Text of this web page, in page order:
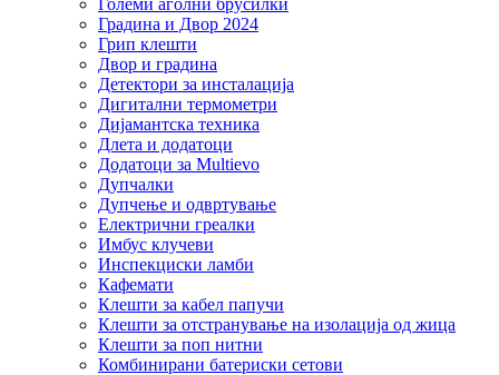
Градина и Двор 2024
Грип клешти
Двор и градина
Детектори за инсталација
Дигитални термометри
Дијамантска техника
Длета и додатоци
Додатоци за Multievo
Дупчалки
Дупчење и одвртување
Електрични греалки
Имбус клучеви
Инспекциски ламби
Кафемати
Клешти за кабел папучи
Клешти за отстранување на изолација од жица
Клешти за поп нитни
Комбинирани батериски сетови